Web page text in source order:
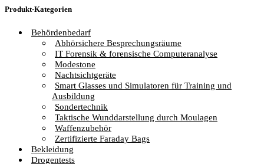
Produkt-Kategorien
Behördenbedarf
Abhörsichere Besprechungsräume
IT Forensik & forensische Computeranalyse
Modestone
Nachtsichtgeräte
Smart Glasses und Simulatoren für Training und
Ausbildung
Sondertechnik
Taktische Wunddarstellung durch Moulagen
Waffenzubehör
Zertifizierte Faraday Bags
Bekleidung
Drogentests